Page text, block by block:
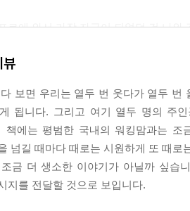
르에 와서 가장 자극이 되었던 건 나
생각했던 것 같은 별천지는 아니지
과 법제 안에서 금융 산업이 발전하는
껏 실패해온 것처럼 앞으로도 더 많
가에도 도전해볼 생각이다.
뷰
보면 우리는 열두 번 웃다가 열두 번
됩니다. 그리고 여기 열두 명의 주
책에는 평범한 국내의 워킹맘과는
넘길 때마다 때로는 시원하게 또 때
금 더 생소한 이야기가 아닐까 싶습
지를 전달할 것으로 보입니다.